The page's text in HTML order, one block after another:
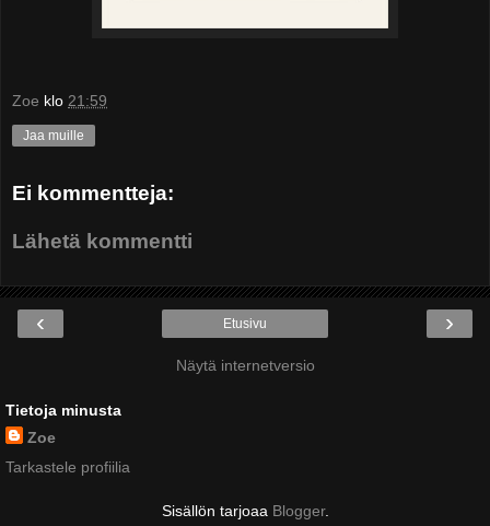
Zoe klo 21:59
Jaa muille
Ei kommentteja:
Lähetä kommentti
‹ ›
Etusivu
Näytä internetversio
Tietoja minusta
Zoe
Tarkastele profiilia
Sisällön tarjoaa Blogger.